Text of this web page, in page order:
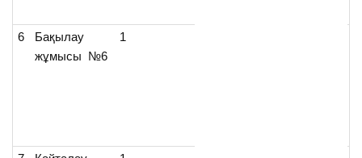
6
Бақылау
жұмысы №6
1